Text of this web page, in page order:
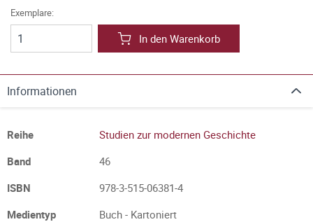
Exemplare:
In den Warenkorb
Informationen
Reihe
Studien zur modernen Geschichte
Band
46
ISBN
978-3-515-06381-4
Medientyp
Buch - Kartoniert